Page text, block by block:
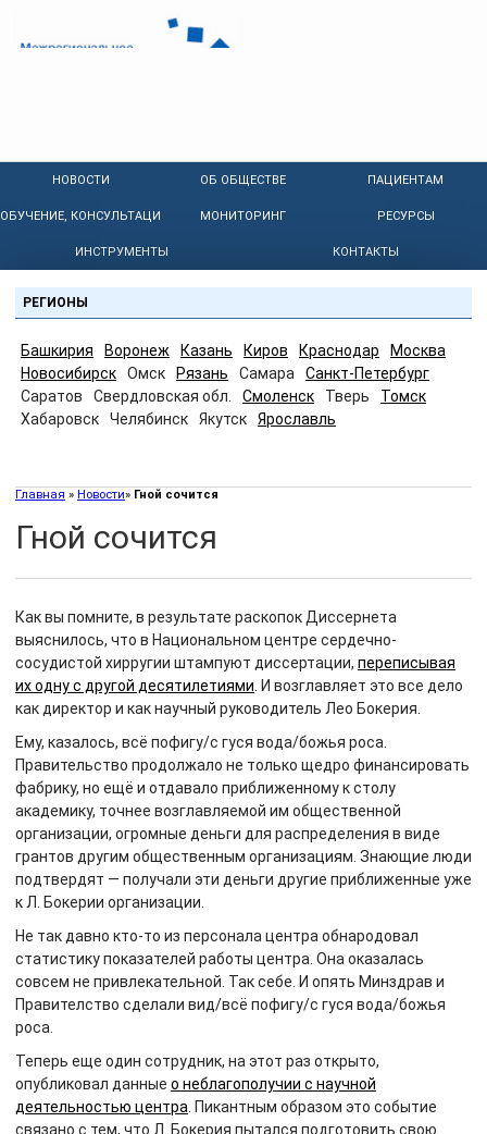
НОВОСТИ ОБ ОБЩЕСТВЕ ПАЦИЕНТАМ
ОБУЧЕНИЕ, КОНСУЛЬТАЦИИ МОНИТОРИНГ РЕСУРСЫ
ИНСТРУМЕНТЫ КОНТАКТЫ
РЕГИОНЫ
Башкирия Воронеж Казань Киров Краснодар
Москва
Новосибирск
Омск Рязань Самара
Санкт-Петербург
Саратов
Свердловская обл. Смоленск Тверь
Томск
Хабаровск
Челябинск Якутск Ярославль
Главная » Новости» Гной сочится
Гной сочится
Как вы помните, в результате раскопок Диссернета
выяснилось, что в Национальном центре сердечно-
сосудистой хирругии штампуют диссертации, переписывая
их одну с другой десятилетиями . И возглавляет это все дело
как директор и как научный руководитель Лео Бокерия.
Ему, казалось, всё пофигу/с гуся вода/божья роса.
Правительство продолжало не только щедро финансировать
фабрику, но ещё и отдавало приближенному к столу
академику, точнее возглавляемой им общественной
организации, огромные деньги для распределения в виде
грантов другим общественным организациям. Знающие люди
подтвердят — получали эти деньги другие приближенные уже
к Л. Бокерии организации.
Не так давно кто-то из персонала центра обнародовал
статистику показателей работы центра. Она оказалась
совсем не привлекательной. Так себе. И опять Минздрав и
Правителство сделали вид/всё пофигу/с гуся вода/божья
роса.
Теперь еще один сотрудник, на этот раз открыто,
опубликовал данные о неблагополучии с научной
деятельностью центра . Пикантным образом это событие
связано с тем, что Л. Бокерия пытался подготовить свою